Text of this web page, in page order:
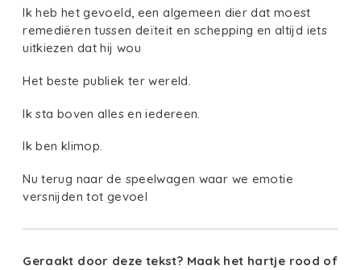
Ik heb het gevoeld, een algemeen dier dat moest
remediëren tussen deïteit en schepping en altijd iets
uitkiezen dat hij wou
Het beste publiek ter wereld.
Ik sta boven alles en iedereen.
Ik ben klimop.
Nu terug naar de speelwagen waar we emotie
versnijden tot gevoel
Geraakt door deze tekst? Maak het hartje rood of